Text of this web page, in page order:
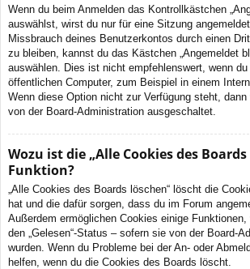
Wenn du beim Anmelden das Kontrollkästchen
auswählst, wirst du nur für eine Sitzung
Missbrauch deines Benutzerkontos durch einen
zu bleiben, kannst du das Kästchen „Angemeldet
auswählen. Dies ist nicht empfehlenswert, wenn
öffentlichen Computer, zum Beispiel in einem
Wenn diese Option nicht zur Verfügung steht,
von der Board-Administration ausgeschaltet.
Wozu ist die „Alle Cookies des
Funktion?
„Alle Cookies des Boards löschen“ löscht die
hat und die dafür sorgen, dass du im Forum
Außerdem ermöglichen Cookies einige
den „Gelesen“-Status – sofern sie von der Board-
wurden. Wenn du Probleme bei der An- oder
helfen, wenn du die Cookies des Boards löscht.